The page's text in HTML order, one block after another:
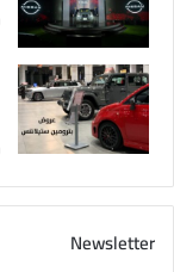
Newsletter